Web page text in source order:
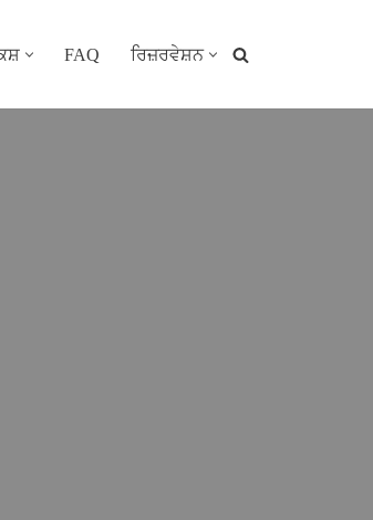
FAQ ਰਿਜ਼ਰਵੇਸ਼ਨ